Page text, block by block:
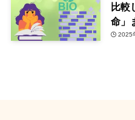
比較
命」
2025